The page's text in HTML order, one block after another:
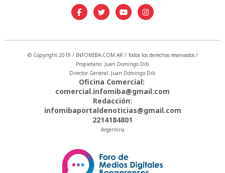
© Copyright 2019 / INFOMIBA.COM.AR / Todos los derechos reservados /
Propietario: Juan Domingo Dib
Director General: Juan Domingo Dib
Oficina Comercial:
comercial.infomiba@gmail.com
Redacción:
infomibaportaldenoticias@gmail.com
2214184801
Argentina